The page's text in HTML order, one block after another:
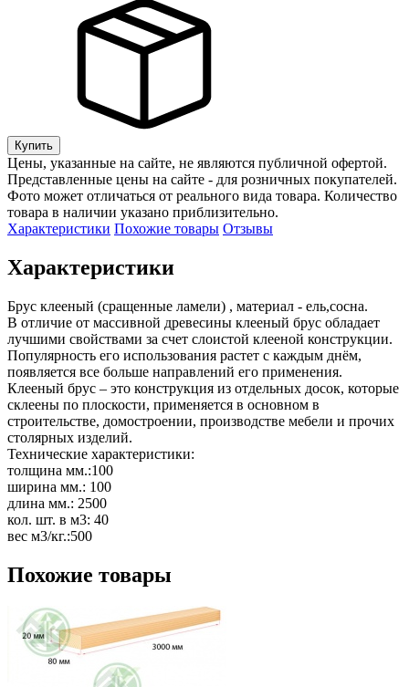
Купить
Цены, указанные на сайте, не являются публичной офертой.
Представленные цены на сайте - для розничных покупателей.
Фото может отличаться от реального вида товара. Количество
товара в наличии указано приблизительно.
Характеристики Похожие товары Отзывы
Характеристики
Брус клееный (сращенные ламели) , материал - ель,сосна.
В отличие от массивной древесины клееный брус обладает
лучшими свойствами за счет слоистой клееной конструкции.
Популярность его использования растет с каждым днём,
появляется все больше направлений его применения.
Клееный брус – это конструкция из отдельных досок, которые
склеены по плоскости, применяется в основном в
строительстве, домостроении, производстве мебели и прочих
столярных изделий.
Технические характеристики:
толщина мм.:100
ширина мм.: 100
длина мм.: 2500
кол. шт. в м3: 40
вес м3/кг.:500
Похожие товары